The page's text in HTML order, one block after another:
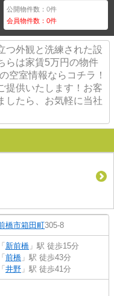
公開物件数：0件
会員物件数：0件
つ外観と洗練された設
らは家賃5万円の物件
空室情報ならコチラ！
提供いたします！お客
したら、お気軽に当社
橋市箱田町305-8
「 新前橋 」駅 徒歩15分
「 前橋 」駅 徒歩43分
「 井野 」駅 徒歩41分